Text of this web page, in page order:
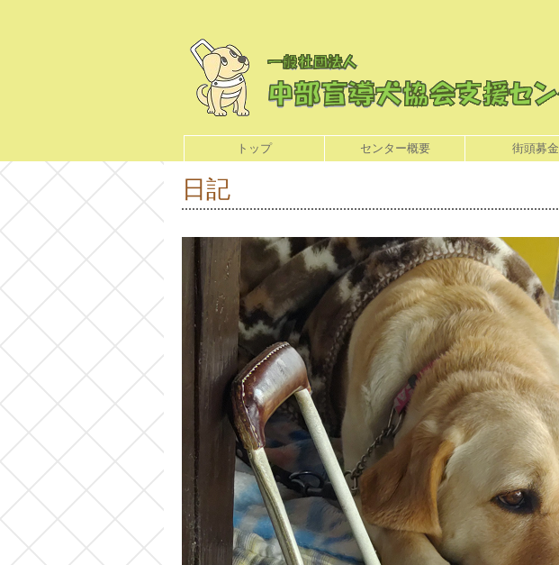
トップ センター概要 街頭募金
日記